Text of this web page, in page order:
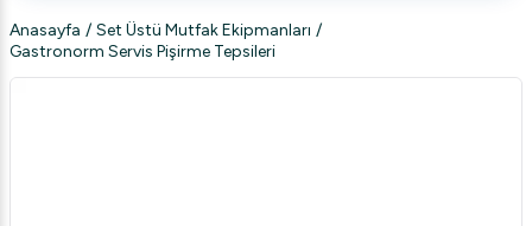
Anasayfa / Set Üstü Mutfak Ekipmanları /
Gastronorm Servis Pişirme Tepsileri